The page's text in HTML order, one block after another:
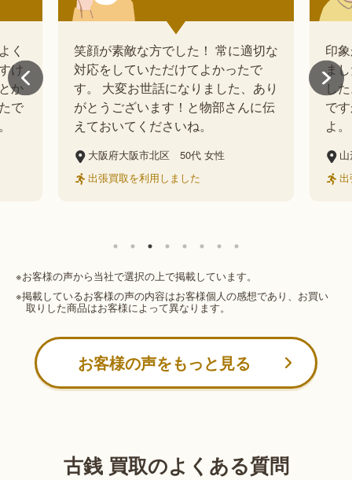
な
り
伝
印象が良い方で丁寧に対応してくれ
ました。品物も一つ一つ見てくれま
した。引き取れないものもあったの
ですが説明を聞いて納得できました
よ。
山形県飽海郡遊佐町 60代 女性
出張買取を利用しました
応
で
ん
定
※お客様の声から当社で選択の上で掲載しています。
※掲載しているお客様の声の内容はお客様個人の感想であり、お買い
取りした商品はお客様によって異なります。
お客様の声をもっと見る
古銭 買取のよくある質問